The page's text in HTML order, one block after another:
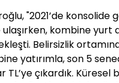
"2021’de
ulaşırken, kombine yurt
Belirsizlik
yatırımla, son 5
TL’ye çıkardık.